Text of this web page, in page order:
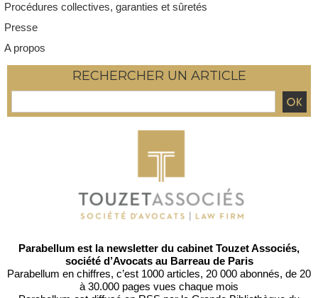
Procédures collectives, garanties et sûretés
Presse
A propos
RECHERCHER UN ARTICLE
Parabellum est la newsletter du cabinet Touzet Associés,
société d’Avocats au Barreau de Paris
Parabellum en chiffres, c’est 1000 articles, 20 000 abonnés, de 20
à 30.000 pages vues chaque mois